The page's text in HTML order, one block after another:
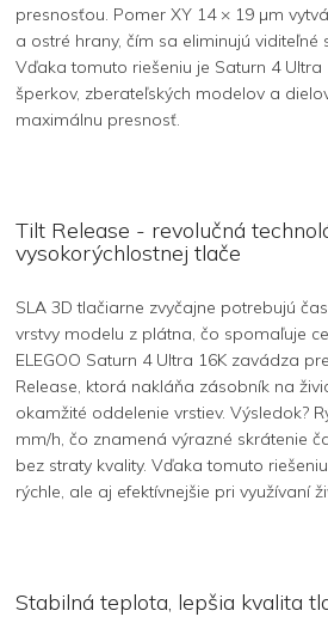
presnosťou. Pomer XY 14 × 19 µm
a ostré hrany, čím sa eliminujú viditeľné
Vďaka tomuto riešeniu je Saturn 4 Ultra
šperkov, zberateľských modelov a
maximálnu presnosť.
Tilt Release - revolučná
vysokorýchlostnej tlače
SLA 3D tlačiarne zvyčajne potrebujú
vrstvy modelu z plátna, čo spomaľuje
ELEGOO Saturn 4 Ultra 16K zavádza
Release, ktorá nakláňa zásobník na
okamžité oddelenie vrstiev. Výsledok?
mm/h, čo znamená výrazné skrátenie
bez straty kvality. Vďaka tomuto
rýchle, ale aj efektívnejšie pri využívaní
Stabilná teplota, lepšia kvalita